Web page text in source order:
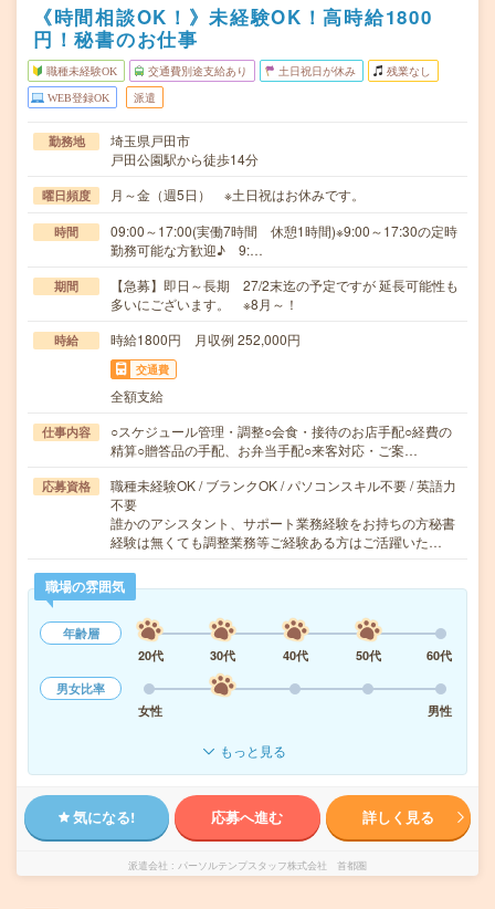
《時間相談OK！》未経験OK！高時給1800
円！秘書のお仕事
職種未経験OK 交通費別途支給あり 土日祝日が休み 残業なし
WEB登録OK 派遣
勤務地
埼玉県戸田市
戸田公園駅から徒歩14分
曜日頻度 月～金（週5日） ※土日祝はお休みです。
時間
09:00～17:00(実働7時間 休憩1時間)※9:00～17:30の定時
勤務可能な方歓迎♪ 9:…
期間
【急募】即日～長期 27/2末迄の予定ですが 延長可能性も
多いにございます。 ※8月～！
時給 時給1800円 月収例 252,000円
交通費
全額支給
仕事内容
○スケジュール管理・調整○会食・接待のお店手配○経費の
精算○贈答品の手配、お弁当手配○来客対応・ご案…
応募資格
職種未経験OK / ブランクOK / パソコンスキル不要 / 英語力
不要
誰かのアシスタント、サポート業務経験をお持ちの方秘書
経験は無くても調整業務等ご経験ある方はご活躍いた…
職場の雰囲気
年齢層
20代
30代 40代 50代
60代
男女比率
女性
男性
もっと見る
気になる! 応募へ進む 詳しく見る
派遣会社 パーソルテンプスタッフ株式会社 首都圏